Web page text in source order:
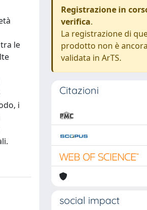
le
i
Registrazione in
verifica.
La registrazione di
prodotto non è
validata in ArTS.
Citazioni
social impact